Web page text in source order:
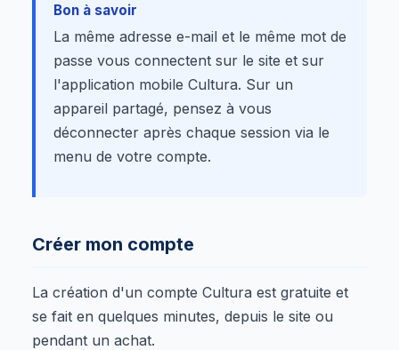
Bon à savoir
La même adresse e-mail et le même mot de
passe vous connectent sur le site et sur
l'application mobile Cultura. Sur un
appareil partagé, pensez à vous
déconnecter après chaque session via le
menu de votre compte.
Créer mon compte
La création d'un compte Cultura est gratuite et
se fait en quelques minutes, depuis le site ou
pendant un achat.